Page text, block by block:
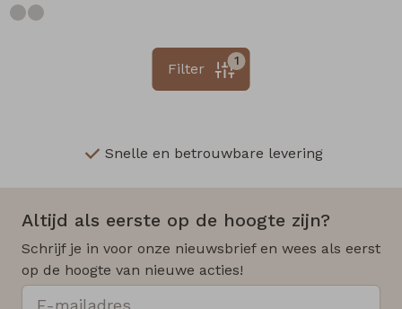
1
Filter
Snelle en betrouwbare levering
Altijd als eerste op de hoogte zijn?
Schrijf je in voor onze nieuwsbrief en wees als eerst
op de hoogte van nieuwe acties!